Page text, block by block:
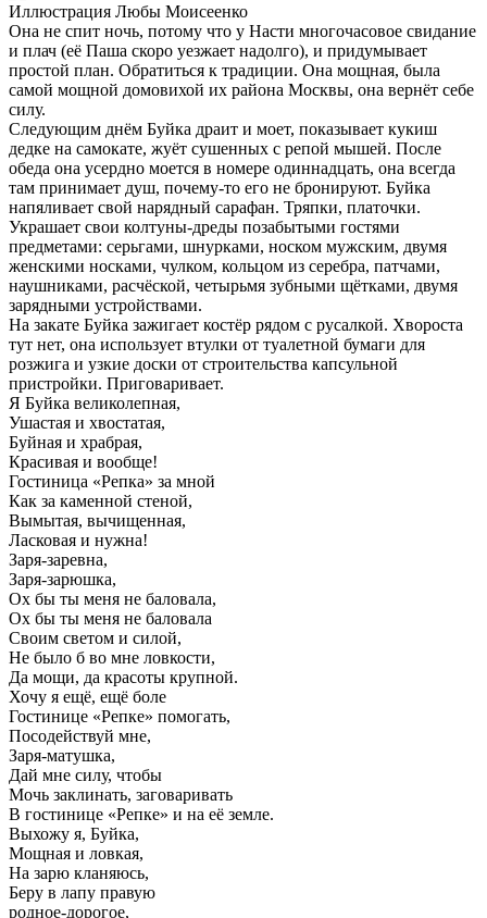
Иллюстрация Любы Моисеенко
Она не спит ночь, потому что у Насти многочасовое свидание
и плач (её Паша скоро уезжает надолго), и придумывает
простой план. Обратиться к традиции. Она мощная, была
самой мощной домовихой их района Москвы, она вернёт себе
силу.
Следующим днём Буйка драит и моет, показывает кукиш
дедке на самокате, жуёт сушенных с репой мышей. После
обеда она усердно моется в номере одиннадцать, она всегда
там принимает душ, почему-то его не бронируют. Буйка
напяливает свой нарядный сарафан. Тряпки, платочки.
Украшает свои колтуны-дреды позабытыми гостями
предметами: серьгами, шнурками, носком мужским, двумя
женскими носками, чулком, кольцом из серебра, патчами,
наушниками, расчёской, четырьмя зубными щётками, двумя
зарядными устройствами.
На закате Буйка зажигает костёр рядом с русалкой. Хвороста
тут нет, она использует втулки от туалетной бумаги для
розжига и узкие доски от строительства капсульной
пристройки. Приговаривает.
Я Буйка великолепная,
Ушастая и хвостатая,
Буйная и храбрая,
Красивая и вообще!
Гостиница «Репка» за мной
Как за каменной стеной,
Вымытая, вычищенная,
Ласковая и нужна!
Заря-заревна,
Заря-зарюшка,
Ох бы ты меня не баловала,
Ох бы ты меня не баловала
Своим светом и силой,
Не было б во мне ловкости,
Да мощи, да красоты крупной.
Хочу я ещё, ещё боле
Гостинице «Репке» помогать,
Посодействуй мне,
Заря-матушка,
Дай мне силу, чтобы
Мочь заклинать, заговаривать
В гостинице «Репке» и на её земле.
Выхожу я, Буйка,
Мощная и ловкая,
На зарю кланяюсь,
Беру в лапу правую
родное-дорогое,